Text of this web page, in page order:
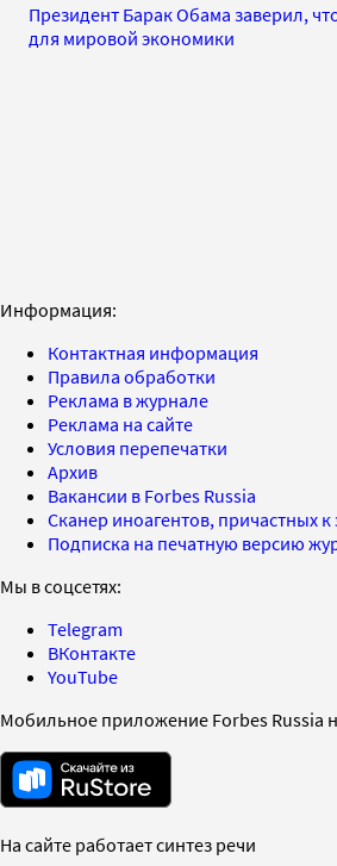
Президент Барак Обама заверил,
для мировой экономики
Информация:
Контактная информация
Правила обработки
Реклама в журнале
Реклама на сайте
Условия перепечатки
Архив
Вакансии в Forbes Russia
Сканер иноагентов, причастных
Подписка на печатную версию
Мы в соцсетях:
Telegram
ВКонтакте
YouTube
Мобильное приложение Forbes Russia
На сайте работает синтез речи